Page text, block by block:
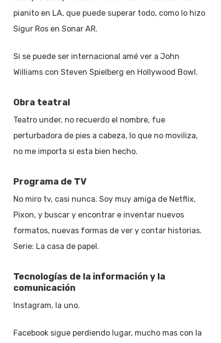
pianito en LA, que puede superar todo, como lo hizo
Sigur Ros en Sonar AR.
Si se puede ser internacional amé ver a John
Williams con Steven Spielberg en Hollywood Bowl.
Obra teatral
Teatro under, no recuerdo el nombre, fue
perturbadora de pies a cabeza, lo que no moviliza,
no me importa si esta bien hecho.
Programa de TV
No miro tv, casi nunca. Soy muy amiga de Netflix,
Pixon, y buscar y encontrar e inventar nuevos
formatos, nuevas formas de ver y contar historias.
Serie: La casa de papel.
Tecnologías de la información y la
comunicación
Instagram, la uno.
Facebook sigue perdiendo lugar, mucho mas con la